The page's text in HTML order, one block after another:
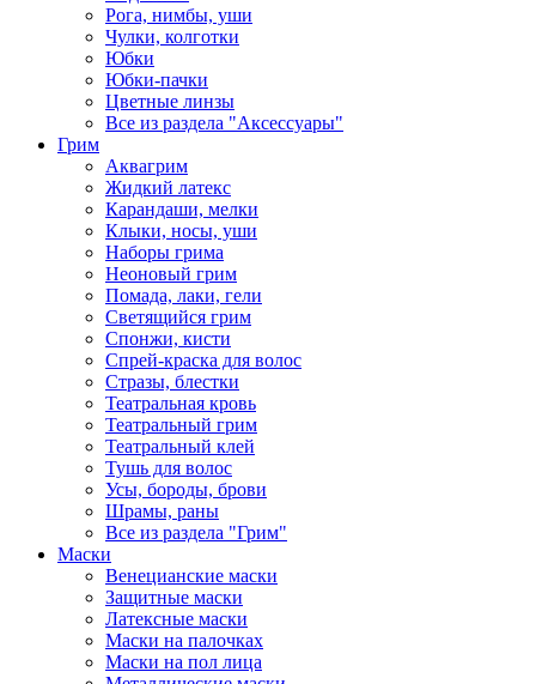
Рога, нимбы, уши
Чулки, колготки
Юбки
Юбки-пачки
Цветные линзы
Все из раздела "Аксессуары"
Грим
Аквагрим
Жидкий латекс
Карандаши, мелки
Клыки, носы, уши
Наборы грима
Неоновый грим
Помада, лаки, гели
Светящийся грим
Спонжи, кисти
Спрей-краска для волос
Стразы, блестки
Театральная кровь
Театральный грим
Театральный клей
Тушь для волос
Усы, бороды, брови
Шрамы, раны
Все из раздела "Грим"
Маски
Венецианские маски
Защитные маски
Латексные маски
Маски на палочках
Маски на пол лица